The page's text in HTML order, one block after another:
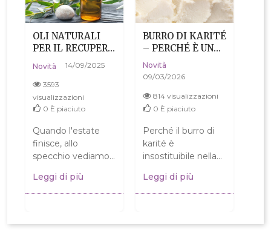
OLI NATURALI
PER IL RECUPERO
DELLA PELLE
DOPO L'ESTATE
Novità 14/09/2025
3593
visualizzazioni
0 È piaciuto
Quando l'estate
finisce, allo
specchio vediamo
“conseguenze delle
vacanze”. La pelle
Leggi di più
BURRO DI KARITÉ
– PERCHÉ È UNO
DEGLI
INGREDIENTI PIÙ
NELLA CURA
NATURALE
Novità
09/03/2026
814 visualizzazioni
0 È piaciuto
Perché il burro di
karité è
insostituibile nella
suo potere sta nel
proteggere e
Leggi di più